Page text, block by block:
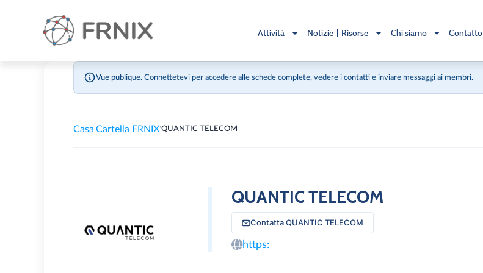
Attività Notizie Risorse Chi siamo Contatto
Vue publique. Connettetevi per accedere alle schede complete, vedere i contatti e inviare messaggi ai membri.
Casa'Cartella FRNIX'QUANTIC TELECOM
QUANTIC TELECOM
Contatta QUANTIC TELECOM
https: